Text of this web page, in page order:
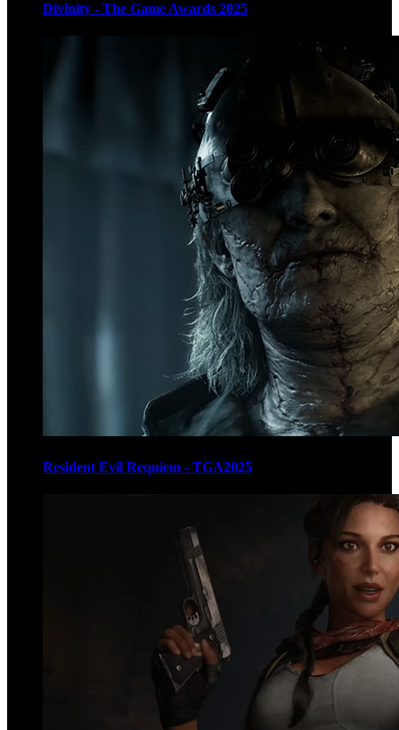
Divinity - The Game Awards 2025
Resident Evil Requiem - TGA2025